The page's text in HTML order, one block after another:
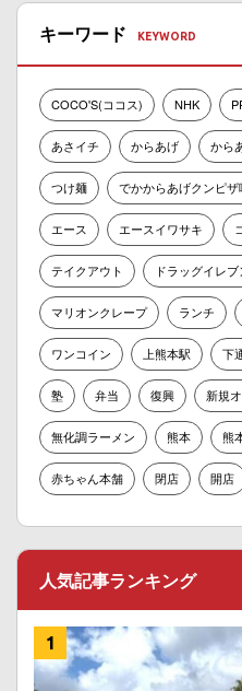
キーワード
COCO'S(ココス) NHK
あさイチ からあげ から
つけ麺 でかからあげクンピザ
エース エースイワサキ
テイクアウト ドラッグイレブ
マリオンクレープ ランチ
ワンコイン 上熊本駅 下
塾 弁当 復興 新規
無化調ラーメン 熊本 熊
赤ちゃん本舗 閉店 開店
人気記事ランキング